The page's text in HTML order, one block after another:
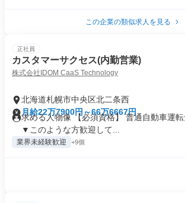
この企業の類似求人を見る
正社員
カスタマーサクセス(内勤営業)
株式会社IDOM CaaS Technology
北海道札幌市中央区北二条西
月給22万7900円～66万6667円
求める人物像 【必須資格】 普通自動車運転
▼このような方歓迎して...
業界未経験歓迎 +9個